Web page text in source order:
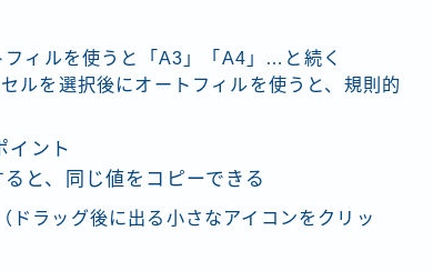
フィルを使うと「A3」「A4」…と続く
ルを選択後にオートフィルを使うと、規則的
イント
と、同じ値をコピーできる
ドラッグ後に出る小さなアイコンをクリッ